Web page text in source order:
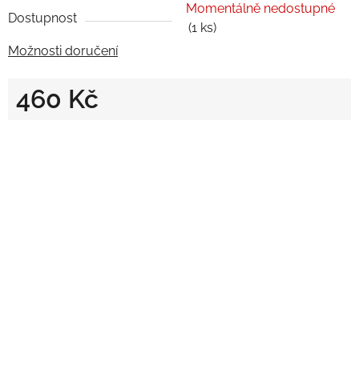
Dostupnost
Momentálně nedostupné
(1 ks)
Možnosti doručení
460 Kč